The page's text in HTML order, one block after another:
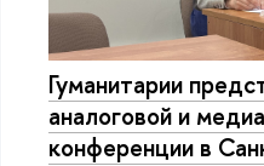
Гуманитарии
аналоговой и
конференции в